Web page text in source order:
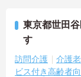
東京都世田
す
訪問介護 介護
ビス付き高齢者